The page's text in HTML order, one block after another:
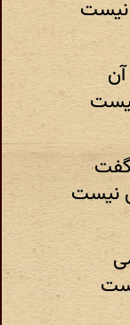
نیست
گفت
نیست